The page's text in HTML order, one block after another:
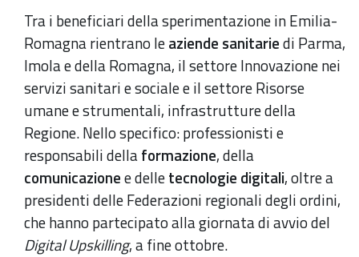
Tra i beneficiari della sperimentazione in Emilia-
Romagna rientrano leaziende sanitariedi Parma,
Imola e della Romagna, il settore Innovazione nei
servizi sanitari e sociale e il settore Risorse
umane e strumentali, infrastrutture della
Regione. Nello specifico: professionisti e
responsabili dellaformazione, della
comunicazionee delletecnologie digitali, oltre a
presidenti delle Federazioni regionali degli ordini,
che hanno partecipato alla giornata di avvio del
Digital Upskilling, a fine ottobre.